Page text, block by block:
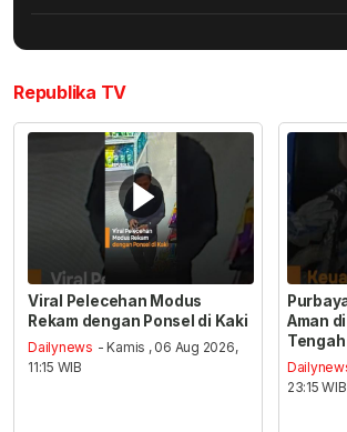
Republika TV
Viral Pelecehan Modus
Rekam dengan Ponsel di Kaki
Dailynews - Kamis , 06 Aug 2026,
11:15 WIB
Aman
Tengah
23:15 WIB